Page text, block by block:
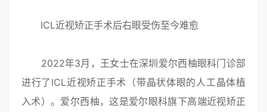
ICL近视矫正手术后右眼受伤至今难愈
2022年3月，王女士在深圳爱尔西柚眼科门诊部
进行了ICL近视矫正手术（带晶状体眼的人工晶体植
入术）。爱尔西柚，这是爱尔眼科旗下高端近视矫正